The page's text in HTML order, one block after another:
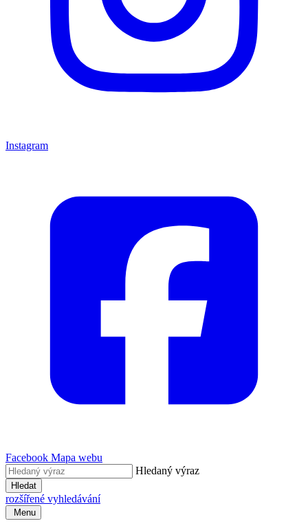
Instagram
Facebook Mapa webu
Hledaný výraz
Hledat
rozšířené vyhledávání
Menu